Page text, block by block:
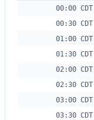
00:00 CDT
00:30 CDT
01:00 CDT
01:30 CDT
02:00 CDT
02:30 CDT
03:00 CDT
03:30 CDT